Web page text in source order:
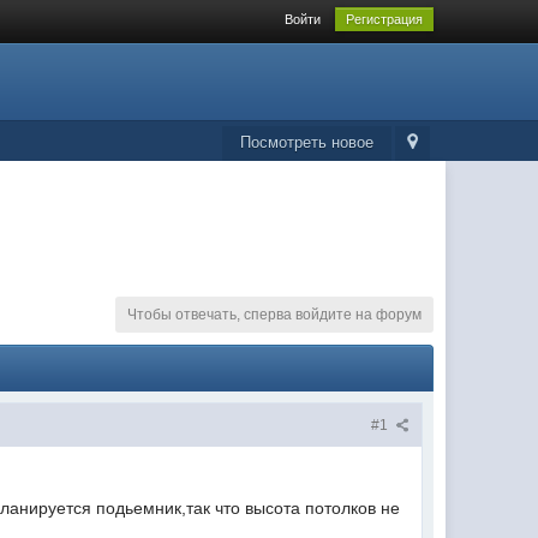
Войти Регистрация
Посмотреть новое
Чтобы отвечать, сперва войдите на форум
#1
подьемник,так что высота потолков не